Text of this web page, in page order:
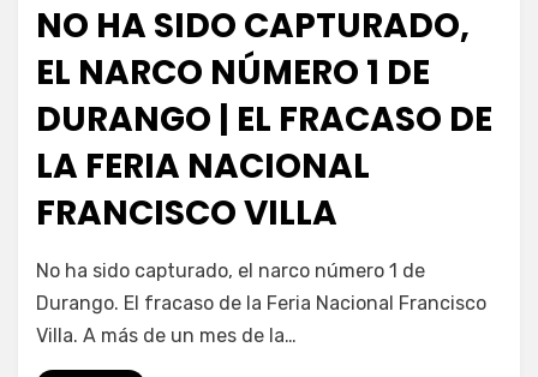
NO HA SIDO CAPTURADO,
EL NARCO NÚMERO 1 DE
DURANGO | EL FRACASO DE
LA FERIA NACIONAL
FRANCISCO VILLA
por Fernando Miranda Servín
No ha sido capturado, el narco número 1 de
Durango. El fracaso de la Feria Nacional Francisco
Villa. A más de un mes de la…